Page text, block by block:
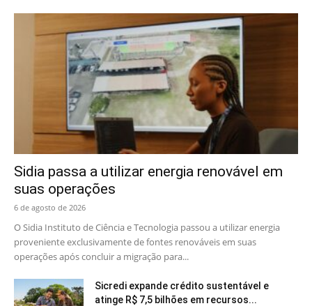
Sidia passa a utilizar energia renovável em
suas operações
6 de agosto de 2026
O Sidia Instituto de Ciência e Tecnologia passou a utilizar energia
proveniente exclusivamente de fontes renováveis em suas
operações após concluir a migração para...
Sicredi expande crédito sustentável e
atinge R$ 7,5 bilhões em recursos...